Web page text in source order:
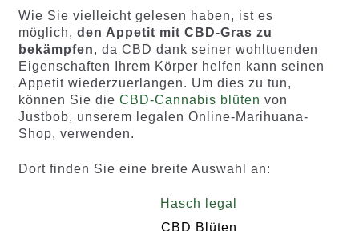
Wie Sie vielleicht gelesen haben, ist es
möglich, den Appetit mit CBD-Gras zu
bekämpfen, da CBD dank seiner wohltuenden
Eigenschaften Ihrem Körper helfen kann seinen
Appetit wiederzuerlangen. Um dies zu tun,
können Sie die CBD-Cannabis blüten von
Justbob, unserem legalen Online-Marihuana-
Shop, verwenden.
Dort finden Sie eine breite Auswahl an:
Hasch legal
CBD Blüten